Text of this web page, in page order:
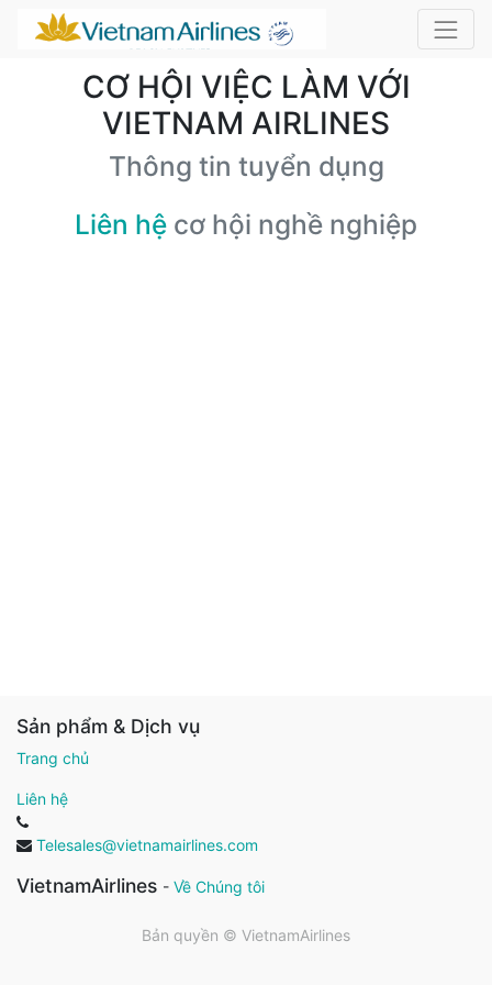
CƠ HỘI VIỆC LÀM VỚI
VIETNAM AIRLINES
Thông tin tuyển dụng
Liên hệ cơ hội nghề nghiệp
Sản phẩm & Dịch vụ
Trang chủ
Liên hệ
Telesales@vietnamairlines.com
VietnamAirlines - Về Chúng tôi
Bản quyền © VietnamAirlines